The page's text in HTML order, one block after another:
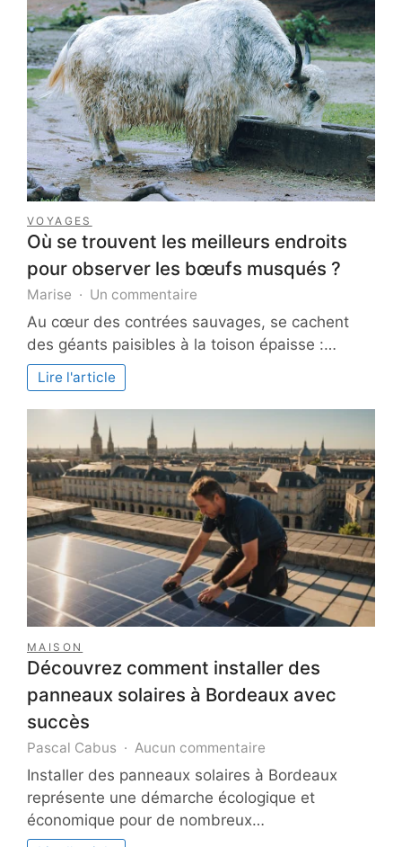
VOYAGES
Où se trouvent les meilleurs endroits
pour observer les bœufs musqués ?
Marise Un commentaire
se
trouvent
endroits
observer
les
bœufs
musqués
?
Au cœur des contrées sauvages, se cachent
des géants paisibles à la toison épaisse :…
Lire l'article
MAISON
Découvrez comment installer des
panneaux solaires à Bordeaux avec
succès
Pascal Cabus Aucun commentaire
Découvrez
comment
installer
Installer des panneaux solaires à Bordeaux
représente une démarche écologique et
économique pour de nombreux…